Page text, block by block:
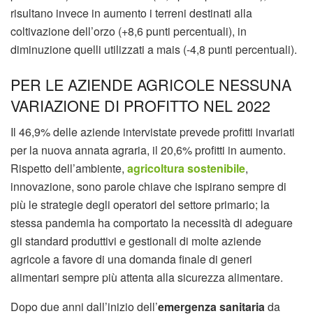
risultano invece in aumento i terreni destinati alla
coltivazione dell’orzo (+8,6 punti percentuali), in
diminuzione quelli utilizzati a mais (-4,8 punti percentuali).
PER LE AZIENDE AGRICOLE NESSUNA
VARIAZIONE DI PROFITTO NEL 2022
Il 46,9% delle aziende intervistate prevede profitti invariati
per la nuova annata agraria, il 20,6% profitti in aumento.
Rispetto dell’ambiente, agricoltura sostenibile,
innovazione, sono parole chiave che ispirano sempre di
più le strategie degli operatori del settore primario; la
stessa pandemia ha comportato la necessità di adeguare
gli standard produttivi e gestionali di molte aziende
agricole a favore di una domanda finale di generi
alimentari sempre più attenta alla sicurezza alimentare.
Dopo due anni dall’inizio dell’emergenza sanitariada